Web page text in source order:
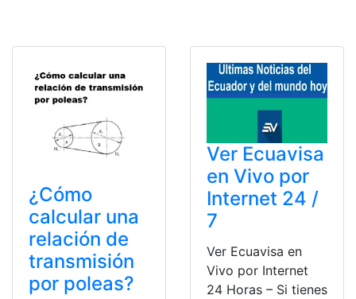
¿Cómo
calcular una
relación de
transmisión
por poleas?
Ver Ecuavisa
en Vivo por
Internet 24 /
7
Ver Ecuavisa en
Vivo por Internet
24 Horas – Si tienes